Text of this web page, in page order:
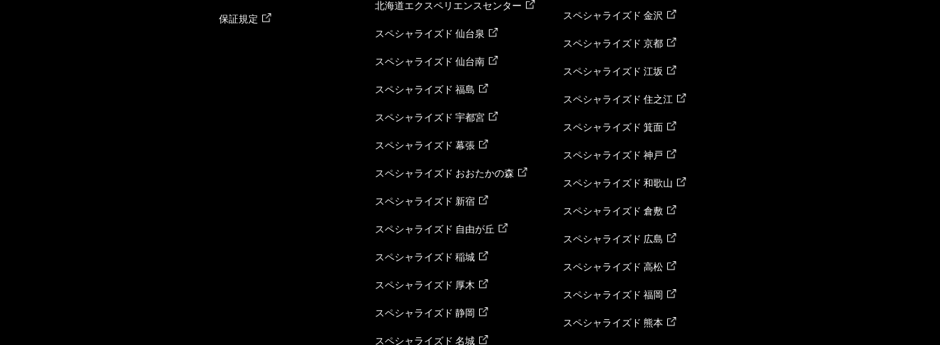
保証規定
北海道エクスペリエンスセンター
スペシャライズド 仙台泉
スペシャライズド 仙台南
スペシャライズド 福島
スペシャライズド 宇都宮
スペシャライズド 幕張
スペシャライズド おおたかの森
スペシャライズド 新宿
スペシャライズド 自由が丘
スペシャライズド 稲城
スペシャライズド 厚木
スペシャライズド 静岡
スペシャライズド 名城
スペシャライズド 金沢
スペシャライズド 京都
スペシャライズド 江坂
スペシャライズド 住之江
スペシャライズド 箕面
スペシャライズド 神戸
スペシャライズド 和歌山
スペシャライズド 倉敷
スペシャライズド 広島
スペシャライズド 高松
スペシャライズド 福岡
スペシャライズド 熊本